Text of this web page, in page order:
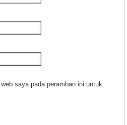
saya pada peramban ini untuk